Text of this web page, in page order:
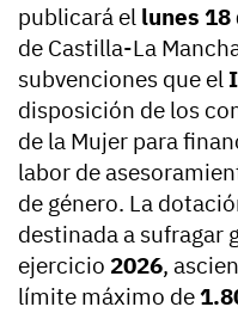
publicará el lunes 18
de Castilla-La
subvenciones que el
disposición de los
de la Mujer para
labor de
de género. La
destinada a sufragar
ejercicio 2026,
límite máximo de